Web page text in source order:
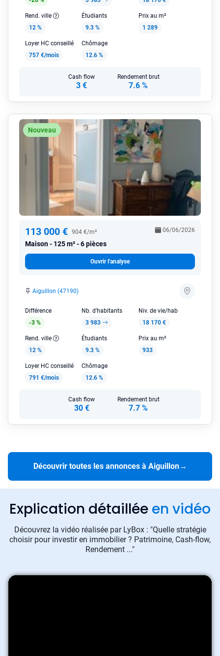
Rend. ville
12 %
Étudiants
9.3 %
Prix au m²
1 289
Loyer HC conseillé
757 €/mois
Chômage
12.6 %
Cash flow
3 €
Rendement brut
7.6 %
Nouveau
113 000 € 904 €/m²
Maison 125 m² - 6 pièces
06/06/2026
Ouvrir l'analyse
Aiguillon (47190)
Différence
-3 %
Nb. d'habitants
3 983
Niv. de vie/hab
18 170 €
Rend. ville
12 %
Étudiants
9.3 %
Prix au m²
933
Loyer HC conseillé
791 €/mois
Chômage
12.6 %
Cash flow
30 €
Rendement brut
7.7 %
Découvrir toutes les annonces à Aiguillon→
Explication détaillée en vidéo
Découvrez la vidéo réalisée par LyBox : "Quelle stratégie
choisir pour investir en immobilier ? Patrimoine, Cash-flow,
Rendement ..."